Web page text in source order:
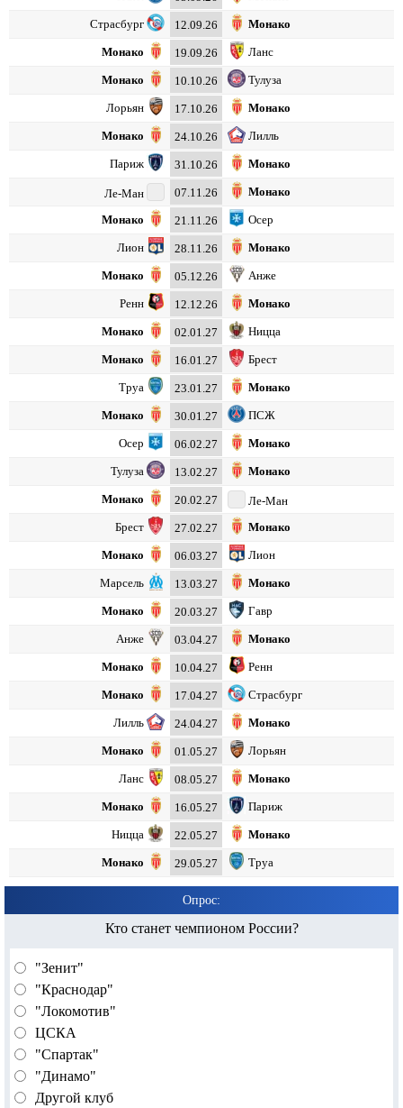
Страсбург 12.09.26 Монако
Монако 19.09.26 Ланс
Монако 10.10.26 Тулуза
Лорьян 17.10.26 Монако
Монако 24.10.26 Лилль
Париж 31.10.26 Монако
Ле-Ман 07.11.26 Монако
Монако 21.11.26 Осер
Лион 28.11.26 Монако
Монако 05.12.26 Анже
Ренн 12.12.26 Монако
Монако 02.01.27 Ницца
Монако 16.01.27 Брест
Труа 23.01.27 Монако
Монако 30.01.27 ПСЖ
Осер 06.02.27 Монако
Тулуза 13.02.27 Монако
Монако 20.02.27
Ле-Ман
Брест
27.02.27 Монако
Монако 06.03.27 Лион
Марсель 13.03.27 Монако
Монако 20.03.27 Гавр
Анже 03.04.27 Монако
Монако 10.04.27 Ренн
Монако 17.04.27 Страсбург
Лилль 24.04.27 Монако
Монако 01.05.27 Лорьян
Ланс 08.05.27 Монако
Монако 16.05.27 Париж
Ницца 22.05.27 Монако
Монако 29.05.27 Труа
Опрос:
Кто станет чемпионом России?
"Зенит"
"Краснодар"
"Локомотив"
ЦСКА
"Спартак"
"Динамо"
Другой клуб